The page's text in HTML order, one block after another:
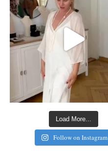
Load More...
Follow on Instagram